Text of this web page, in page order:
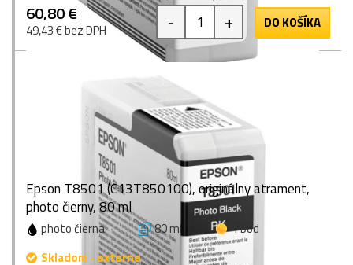
60,80 €
49,43 € bez DPH - + DO KOŠÍKA
Epson T8501 (C13T850100), originálny atrament,
photo čierny, 80 ml
photo čierna 80 ml
1 bod
Skladom - externe